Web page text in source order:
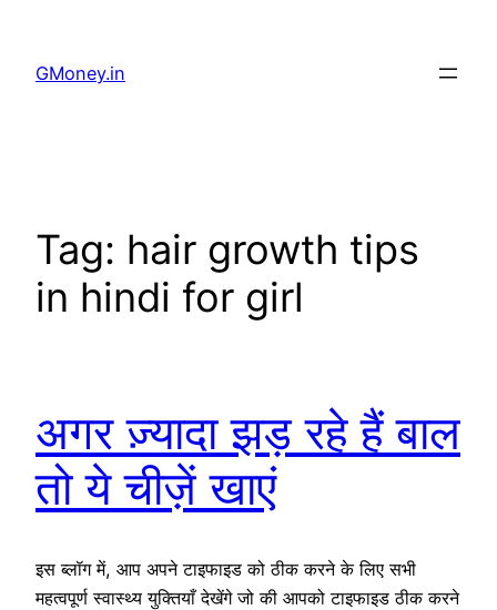
GMoney.in
Tag: hair growth tips
in hindi for girl
अगर ज़्यादा झड़ रहे हैं बाल
तो ये चीज़ें खाएं
इस ब्लॉग में, आप अपने टाइफाइड को ठीक करने के लिए सभी
महत्वपूर्ण स्वास्थ्य युक्तियाँ देखेंगे जो की आपको टाइफाइड ठीक करने